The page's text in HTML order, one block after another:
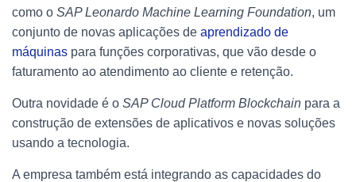
como o SAP Leonardo Machine Learning Foundation, um
conjunto de novas aplicações de aprendizado de
máquinas para funções corporativas, que vão desde o
faturamento ao atendimento ao cliente e retenção.
Outra novidade é o SAP Cloud Platform Blockchain para a
construção de extensões de aplicativos e novas soluções
usando a tecnologia.
A empresa também está integrando as capacidades do